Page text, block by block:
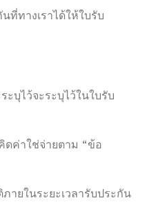
ที่ทางเราได้ให้ใบรับ
ะบุไว้จะระบุไว้ในใบรับ
ค่าใช่จ่ายตาม “ข้อ
ายในระยะเวลารับประกัน